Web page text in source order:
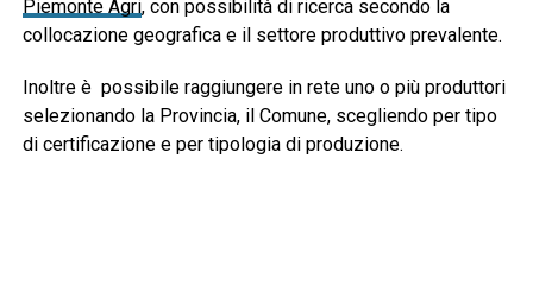
Piemonte Agri, con possibilità di ricerca secondo la
collocazione geografica e il settore produttivo prevalente.
Inoltre è possibile raggiungere in rete uno o più produttori
selezionando la Provincia, il Comune, scegliendo per tipo
di certificazione e per tipologia di produzione.